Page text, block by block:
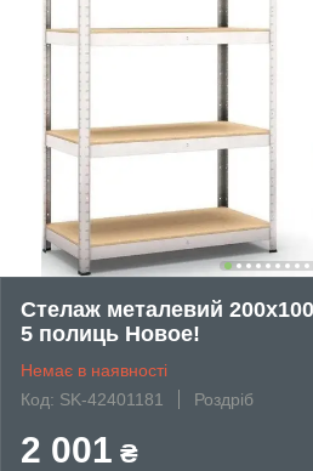
Стелаж металевий
5 полиць Новое!
Немає в наявності
Код: SK-42401181
Роздріб
2 001 ₴